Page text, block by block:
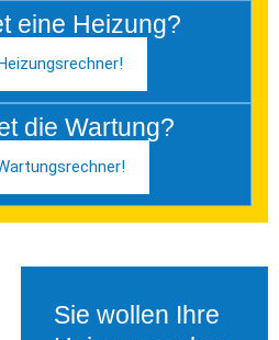
eine Heizung?
die Wartung?
Sie wollen Ihre